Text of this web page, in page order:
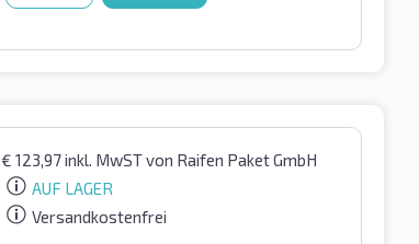
€ 123,97inkl. MwSTvon Raifen Paket GmbH
AUF LAGER
Versandkostenfrei